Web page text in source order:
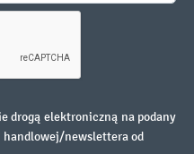
drogą elektroniczną na podany
handlowej/newslettera od